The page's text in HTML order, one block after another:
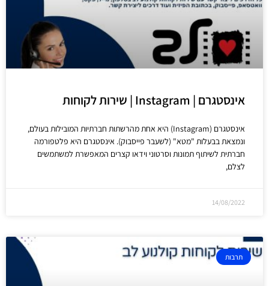
אינסטגרם | Instagram | שירות לקוחות
אינסטגרם (Instagram) היא אחת מהרשתות חברתיות המובילות בעולם,
ונמצאת בבעלות "מטא" (לשעבר פייסבוק). אינסטגרם היא פלטפורמה
חברתית לשיתוף תמונות וסרטוני וידאו קצרים המאפשרת למשתמשים
לצלם,
14/08/2022
תרבות